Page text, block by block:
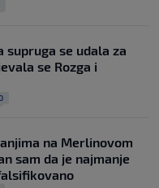
supruga se udala za
se Rozga i
na Merlinovom
sam da je najmanje